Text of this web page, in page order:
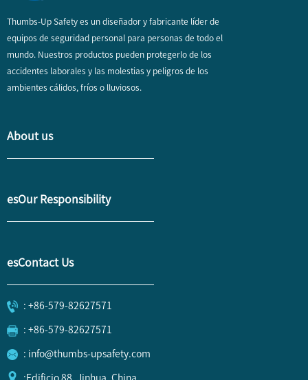
Thumbs-Up Safety es un diseñador y fabricante líder de
equipos de seguridad personal para personas de todo el
mundo. Nuestros productos pueden protegerlo de los
accidentes laborales y las molestias y peligros de los
ambientes cálidos, fríos o lluviosos.
About us
esOur Responsibility
esContact Us
: +86-579-82627571
: +86-579-82627571
: info@thumbs-upsafety.com
:Edificio 88, Jinhua, China